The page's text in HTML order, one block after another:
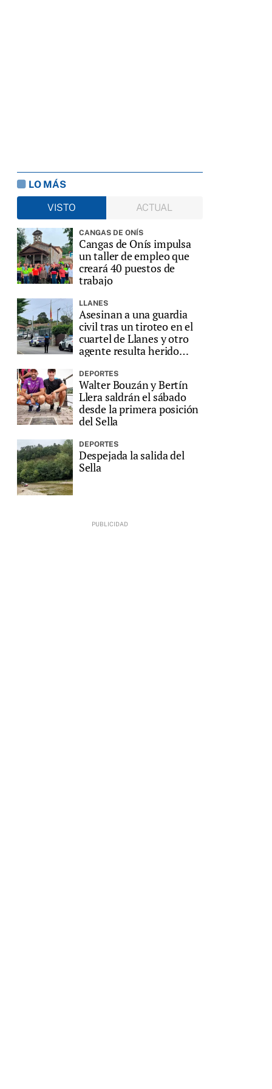
LO MÁS
VISTO
ACTUAL
CANGAS DE ONÍS
Cangas de Onís impulsa
un taller de empleo que
creará 40 puestos de
trabajo
LLANES
Asesinan a una guardia
civil tras un tiroteo en el
cuartel de Llanes y otro
agente resulta herido
DEPORTES
Walter Bouzán y Bertín
Llera saldrán el sábado
desde la primera posición
del Sella
DEPORTES
Despejada la salida del
Sella